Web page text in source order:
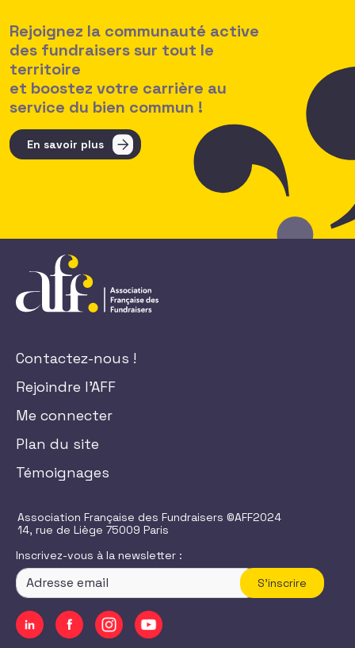
Rejoignez la communauté active
des fundraisers sur tout le
territoire
et boostez votre carrière au
service du bien commun !
En savoir plus
Contactez-nous !
Rejoindre l'AFF
Me connecter
Plan du site
Témoignages
Association Française des Fundraisers ©AFF2024
14, rue de Liège 75009 Paris
Inscrivez-vous à la newsletter :
S'inscrire